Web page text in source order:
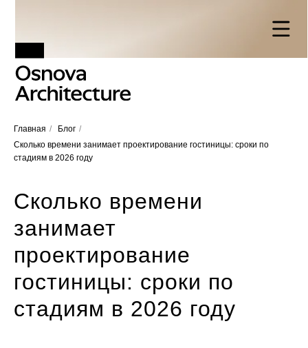
Главная / Блог /
Сколько времени занимает проектирование гостиницы: сроки по
стадиям в 2026 году
Сколько времени
занимает
проектирование
гостиницы: сроки по
стадиям в 2026 году